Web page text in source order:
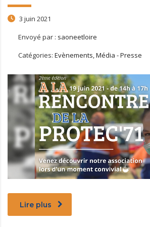
3 juin 2021
Envoyé par : saoneetloire
Catégories: Evènements, Média - Presse
Lire plus